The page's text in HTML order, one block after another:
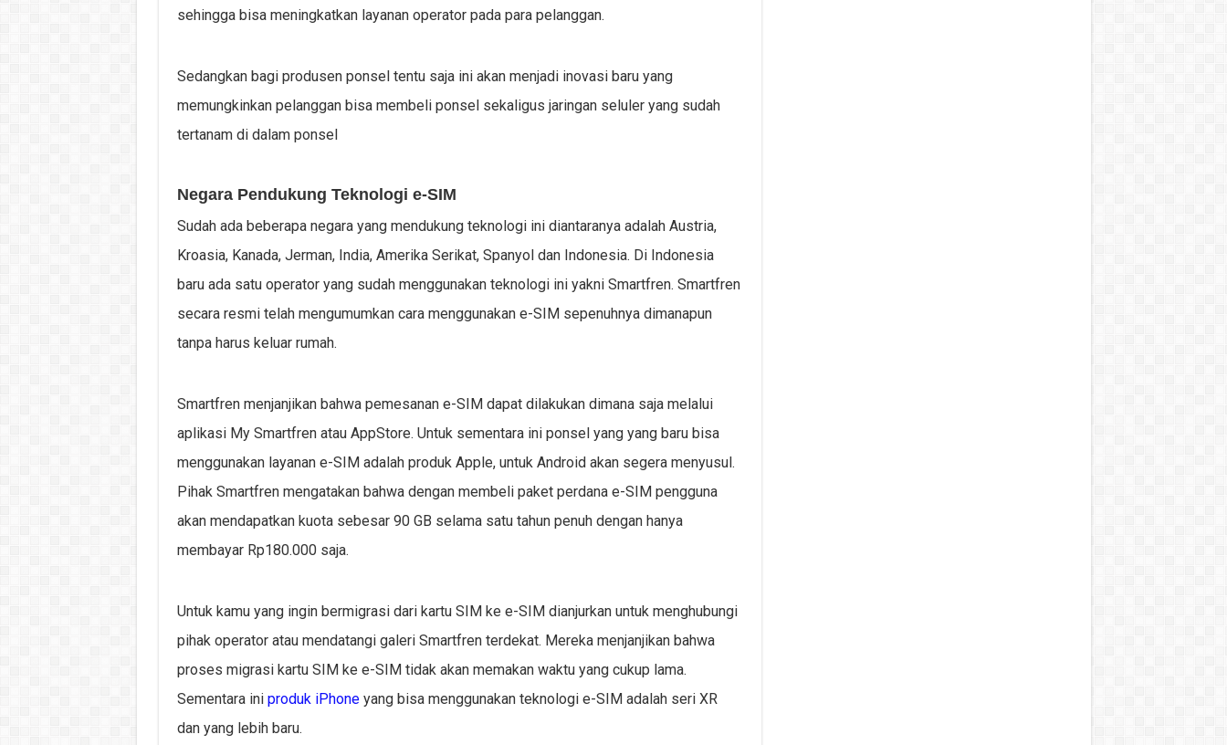
sehingga bisa meningkatkan layanan operator pada para pelanggan.
Sedangkan bagi produsen ponsel tentu saja ini akan menjadi inovasi baru yang
memungkinkan pelanggan bisa membeli ponsel sekaligus jaringan seluler yang sudah
tertanam di dalam ponsel
Negara Pendukung Teknologi e-SIM
Sudah ada beberapa negara yang mendukung teknologi ini diantaranya adalah Austria,
Kroasia, Kanada, Jerman, India, Amerika Serikat, Spanyol dan Indonesia. Di Indonesia
baru ada satu operator yang sudah menggunakan teknologi ini yakni Smartfren. Smartfren
secara resmi telah mengumumkan cara menggunakan e-SIM sepenuhnya dimanapun
tanpa harus keluar rumah.
Smartfren menjanjikan bahwa pemesanan e-SIM dapat dilakukan dimana saja melalui
aplikasi My Smartfren atau AppStore. Untuk sementara ini ponsel yang yang baru bisa
menggunakan layanan e-SIM adalah produk Apple, untuk Android akan segera menyusul.
Pihak Smartfren mengatakan bahwa dengan membeli paket perdana e-SIM pengguna
akan mendapatkan kuota sebesar 90 GB selama satu tahun penuh dengan hanya
membayar Rp180.000 saja.
Untuk kamu yang ingin bermigrasi dari kartu SIM ke e-SIM dianjurkan untuk menghubungi
pihak operator atau mendatangi galeri Smartfren terdekat. Mereka menjanjikan bahwa
proses migrasi kartu SIM ke e-SIM tidak akan memakan waktu yang cukup lama.
Sementara ini produk iPhoneyang bisa menggunakan teknologi e-SIM adalah seri XR
dan yang lebih baru.